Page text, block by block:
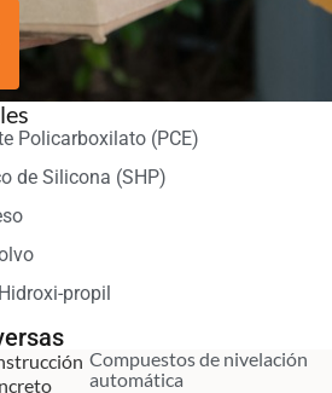
Policarboxilato (PCE)
de Silicona (SHP)
propil
Compuestos de nivelación
automática